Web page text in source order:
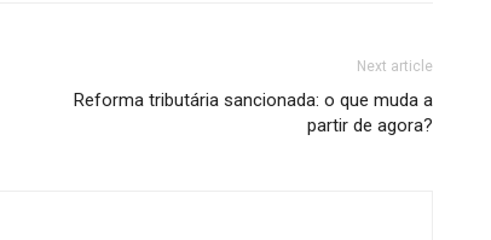
Next article
Reforma tributária sancionada: o que muda a
partir de agora?